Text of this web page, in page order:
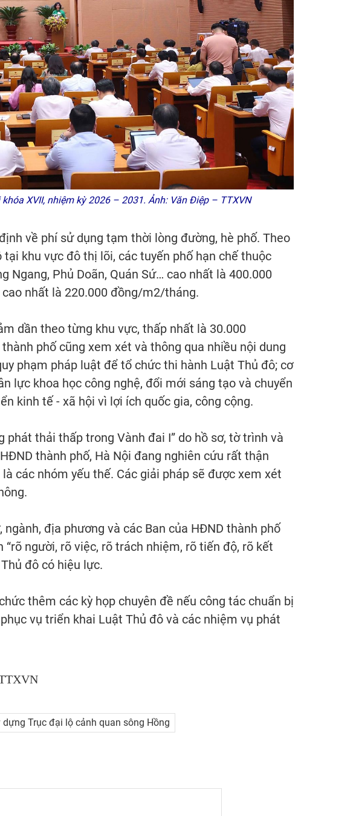
XVII, nhiệm kỳ 2026 – 2031. Ảnh: Văn Điệp – TTXVN
về phí sử dụng tạm thời lòng đường, hè phố. Theo
khu vực đô thị lõi, các tuyến phố hạn chế thuộc
Ngang, Phủ Doãn, Quán Sứ… cao nhất là 400.000
nhất là 220.000 đồng/m2/tháng.
dần theo từng khu vực, thấp nhất là 30.000
phố cũng xem xét và thông qua nhiều nội dung
phạm pháp luật để tổ chức thi hành Luật Thủ đô; cơ
lực khoa học công nghệ, đổi mới sáng tạo và chuyển
kinh tế - xã hội vì lợi ích quốc gia, công cộng.
thải thấp trong Vành đai I” do hồ sơ, tờ trình và
thành phố, Hà Nội đang nghiên cứu rất thận
các nhóm yếu thế. Các giải pháp sẽ được xem xét
địa phương và các Ban của HĐND thành phố
người, rõ việc, rõ trách nhiệm, rõ tiến độ, rõ kết
đô có hiệu lực.
thêm các kỳ họp chuyên đề nếu công tác chuẩn bị
vụ triển khai Luật Thủ đô và các nhiệm vụ phát
dựng Trục đại lộ cảnh quan sông Hồng